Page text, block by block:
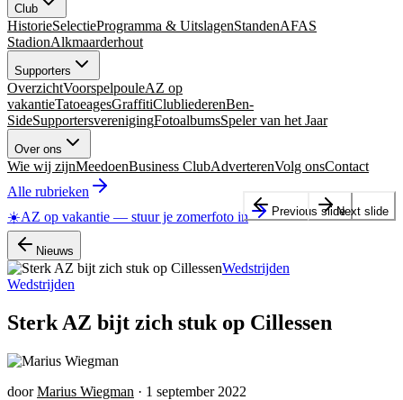
Club
HistorieSelectieProgramma & UitslagenStandenAFAS
StadionAlkmaarderhout
Supporters
OverzichtVoorspelpouleAZ op
vakantieTatoeagesGraffitiClubliederenBen-
SideSupportersverenigingFotoalbumsSpeler van het Jaar
Over ons
Wie wij zijnMeedoenBusiness ClubAdverterenVolg onsContact
Alle rubrieken
☀️AZ op vakantie — stuur je zomerfoto in
Nieuws
Wedstrijden
Wedstrijden
Sterk AZ bijt zich stuk op Cillessen
door Marius Wiegman · 1 september 2022
Previous slideNext slide